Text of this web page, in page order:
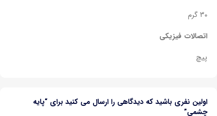
۳۰ گرم
اتصالات فیزیکی
پیچ
اولین نفری باشید که دیدگاهی را ارسال می کنید برای “پایه
چشمی”